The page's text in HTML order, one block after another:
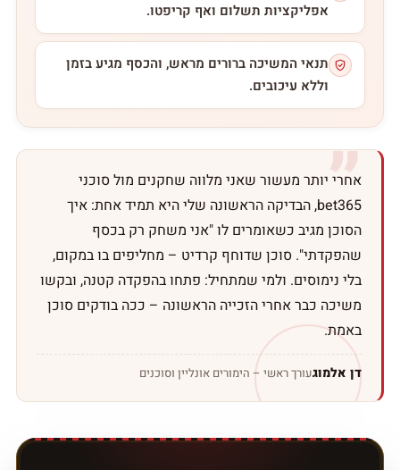
אפליקציות תשלום ואף קריפטו.
תנאי המשיכה ברורים מראש, והכסף מגיע בזמן
וללא עיכובים.
אחרי יותר מעשור שאני מלווה שחקנים מול סוכני
bet365, הבדיקה הראשונה שלי היא תמיד אחת: איך
הסוכן מגיב כשאומרים לו "אני משחק רק בכסף
שהפקדתי". סוכן שדוחף קרדיט – מחליפים בו במקום,
בלי נימוסים. ולמי שמתחיל: פתחו בהפקדה קטנה, ובקשו
משיכה כבר אחרי הזכייה הראשונה – ככה בודקים סוכן
באמת.
דן אלמוגעורך ראשי – הימורים אונליין וסוכנים